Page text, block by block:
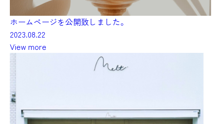
ホームページを公開致しました。
2023.08.22
View more